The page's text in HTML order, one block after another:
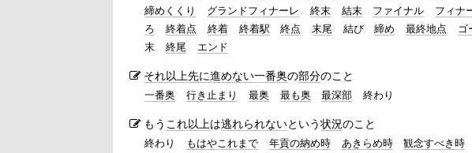
締めくくり
グランドフィナーレ 終末 結末 ファイナル フィナ
ろ
終着点 終着 終着駅 終点 末尾 結び 締め 最終地点 ゴ
末
終尾 エンド
それ以上先に進めない一番奥の部分のこと
一番奥 行き止まり 最奥 最も奥 最深部 終わり
もう これ以上は逃れられないという状況のこと
終わり もはやこれまで 年貢の納め時 あきらめ時 観念すべき時